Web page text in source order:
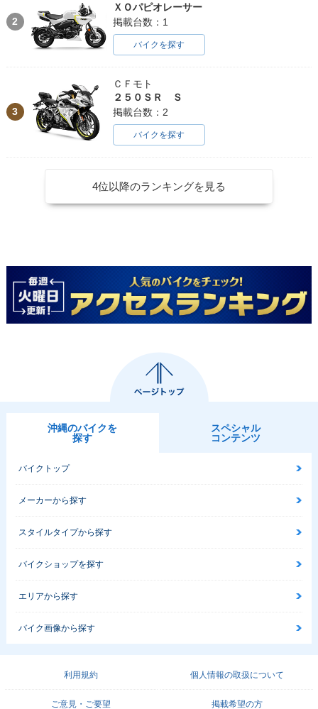
2
ＸＯパピオレーサー
掲載台数：1
バイクを探す
3
ＣＦモト
２５０ＳＲ Ｓ
掲載台数：2
バイクを探す
4位以降のランキングを見る
沖縄のバイクを
探す
スペシャル
コンテンツ
バイクトップ
メーカーから探す
スタイルタイプから探す
バイクショップを探す
エリアから探す
バイク画像から探す
利用規約 個人情報の取扱について
ご意見・ご要望 掲載希望の方